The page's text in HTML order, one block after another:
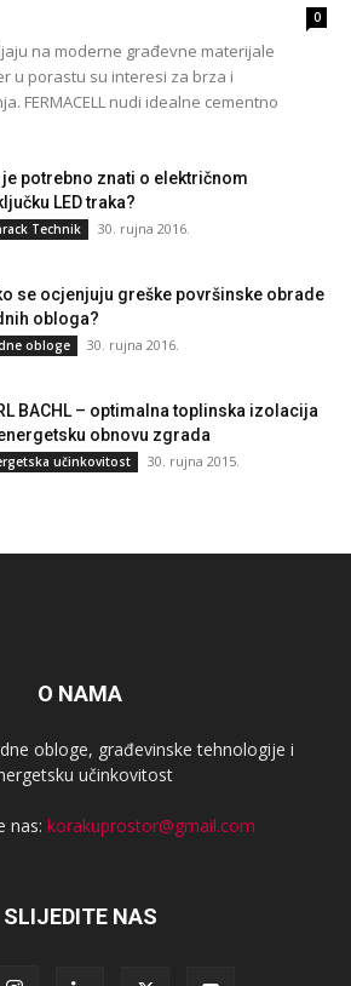
0
na moderne građevne materijale
u porastu su interesi za brza i
FERMACELL nudi idealne cementno
je potrebno znati o električnom
LED traka?
Technik 30. rujna 2016.
se ocjenjuju greške površinske obrade
obloga?
obloge 30. rujna 2016.
BACHL – optimalna toplinska izolacija
obnovu zgrada
učinkovitost 30. rujna 2015.
O NAMA
obloge, građevinske tehnologije i
učinkovitost
nas: korakuprostor@gmail.com
SLIJEDITE NAS